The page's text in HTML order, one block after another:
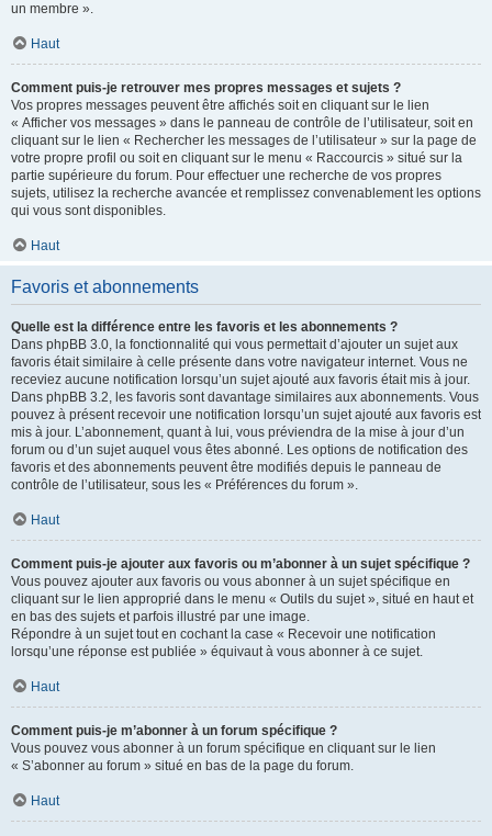
un membre ».
Haut
Comment puis-je retrouver mes propres messages et sujets ?
Vos propres messages peuvent être affichés soit en cliquant sur le lien
« Afficher vos messages » dans le panneau de contrôle de l’utilisateur, soit en
cliquant sur le lien « Rechercher les messages de l’utilisateur » sur la page de
votre propre profil ou soit en cliquant sur le menu « Raccourcis » situé sur la
partie supérieure du forum. Pour effectuer une recherche de vos propres
sujets, utilisez la recherche avancée et remplissez convenablement les options
qui vous sont disponibles.
Haut
Favoris et abonnements
Quelle est la différence entre les favoris et les abonnements ?
Dans phpBB 3.0, la fonctionnalité qui vous permettait d’ajouter un sujet aux
favoris était similaire à celle présente dans votre navigateur internet. Vous ne
receviez aucune notification lorsqu’un sujet ajouté aux favoris était mis à jour.
Dans phpBB 3.2, les favoris sont davantage similaires aux abonnements. Vous
pouvez à présent recevoir une notification lorsqu’un sujet ajouté aux favoris est
mis à jour. L’abonnement, quant à lui, vous préviendra de la mise à jour d’un
forum ou d’un sujet auquel vous êtes abonné. Les options de notification des
favoris et des abonnements peuvent être modifiés depuis le panneau de
contrôle de l’utilisateur, sous les « Préférences du forum ».
Haut
Comment puis-je ajouter aux favoris ou m’abonner à un sujet spécifique ?
Vous pouvez ajouter aux favoris ou vous abonner à un sujet spécifique en
cliquant sur le lien approprié dans le menu « Outils du sujet », situé en haut et
en bas des sujets et parfois illustré par une image.
Répondre à un sujet tout en cochant la case « Recevoir une notification
lorsqu’une réponse est publiée » équivaut à vous abonner à ce sujet.
Haut
Comment puis-je m’abonner à un forum spécifique ?
Vous pouvez vous abonner à un forum spécifique en cliquant sur le lien
« S’abonner au forum » situé en bas de la page du forum.
Haut